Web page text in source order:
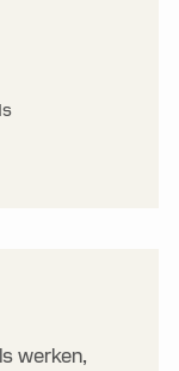
werken,